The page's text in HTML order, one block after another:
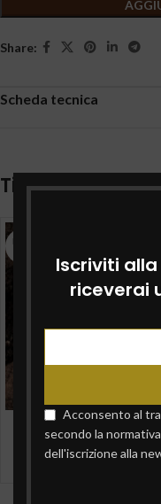
Iscriviti
riceverai
Acconsento al
secondo la
dell'iscrizione alla
Share:
Scheda tecnica
Ti potrebbe
Tartufo Uncinato
100g